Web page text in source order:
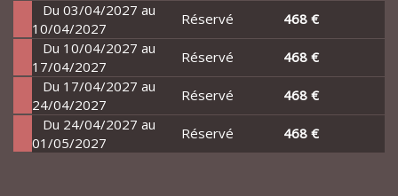
Du 03/04/2027 au
10/04/2027
Réservé
468 €
Du 10/04/2027 au
17/04/2027
Réservé
468 €
Du 17/04/2027 au
24/04/2027
Réservé
468 €
Du 24/04/2027 au
01/05/2027
Réservé 468 €